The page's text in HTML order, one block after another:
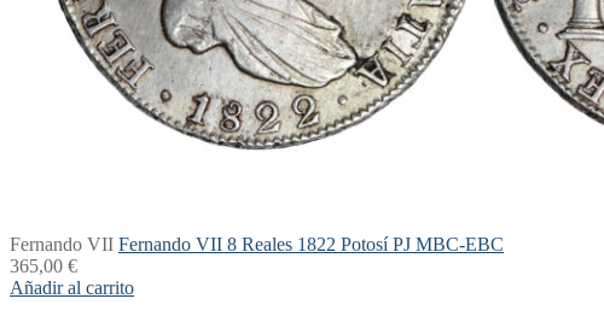
Fernando VII Fernando VII 8 Reales 1822 Potosí PJ MBC-EBC
365,00 €
Añadir al carrito